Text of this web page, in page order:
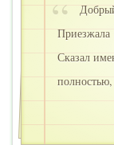
Сказал
полностью,